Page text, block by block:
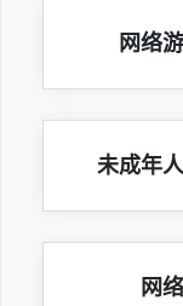
网络
未成年
网